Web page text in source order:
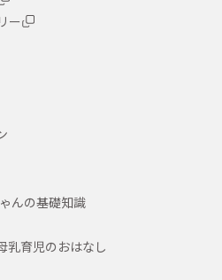
ー
んの基礎知識
乳育児のおはなし